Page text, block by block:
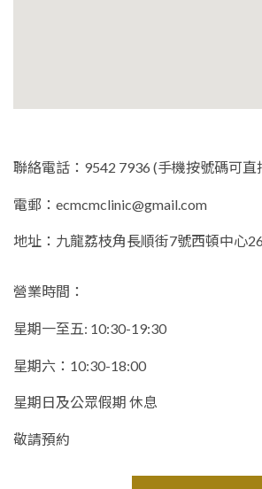
聯絡電話：9542 7936 (手機按號碼可直
電郵： ecmcmclinic@gmail.com
地址：九龍荔枝角長順街7號西頓中心
營業時間：
星期一至五: 10:30-19:30
星期六：10:30-18:00
星期日及公眾假期 休息
敬請預約